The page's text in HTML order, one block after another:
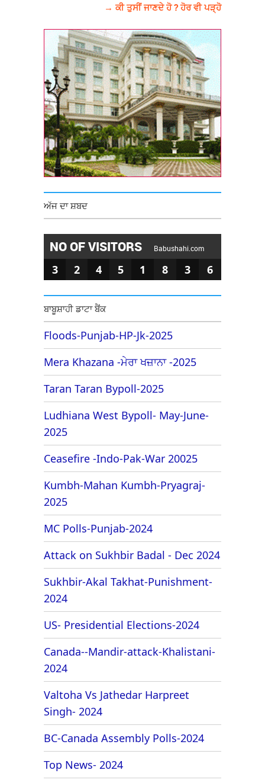
→ ਕੀ ਤੁਸੀਂ ਜਾਣਦੇ ਹੋ ? ਹੋਰ ਵੀ ਪੜ੍ਹੋ
ਅੱਜ ਦਾ ਸ਼ਬਦ
NO OF VISITORS Babushahi.com
3 2 4 5 1 8 3 6
ਬਾਬੂਸ਼ਾਹੀ ਡਾਟਾ ਬੈਂਕ
Floods-Punjab-HP-Jk-2025
Mera Khazana -ਮੇਰਾ ਖਜ਼ਾਨਾ -2025
Taran Taran Bypoll-2025
Ludhiana West Bypoll- May-June-
2025
Ceasefire -Indo-Pak-War 20025
Kumbh-Mahan Kumbh-Pryagraj-
2025
MC Polls-Punjab-2024
Attack on Sukhbir Badal - Dec 2024
Sukhbir-Akal Takhat-Punishment-
2024
US- Presidential Elections-2024
Canada--Mandir-attack-Khalistani-
2024
Valtoha Vs Jathedar Harpreet
Singh- 2024
BC-Canada Assembly Polls-2024
Top News- 2024